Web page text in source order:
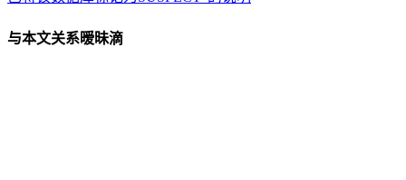
与本文关系暧昧滴